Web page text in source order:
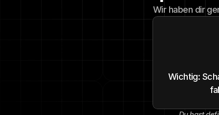
Wir haben dir
Wichtig: